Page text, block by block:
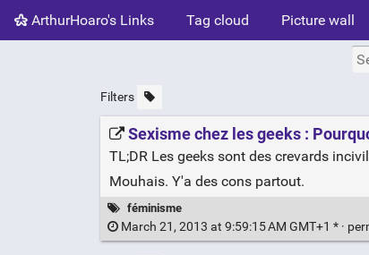
ArthurHoaro's Links Tag cloud Picture wall
Filters
Sexisme chez les geeks :
TL;DR Les geeks sont des crevards
Mouhais. Y'a des cons partout.
féminisme
March 21, 2013 at 9:59:15 AM GMT+1 * ·